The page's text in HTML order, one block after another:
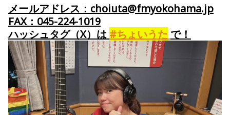
メールアドレス：choiuta@fmyokohama.jp
FAX：045-224-1019
ハッシュタグ（X） は #ちょいうた で！